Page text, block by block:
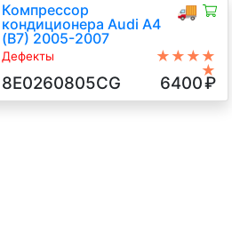
🚚
Компрессор
кондиционера Audi A4
(B7) 2005-2007
Дефекты
возврат
BRD 2 Дизель TDI, 6-ст.мех.,
★★★★
★
8E0260805CG 6400₽